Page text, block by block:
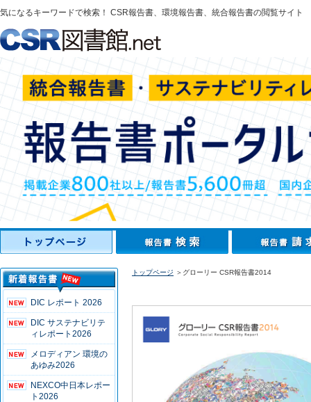
気になるキーワードで検索！ CSR報告書、環境報告書、統合報告書の閲覧サイト
DIC レポート 2026
DIC サステナビリテ
ィレポート2026
メロディアン 環境の
あゆみ2026
NEXCO中日本レポー
ト2026
トップページ ＞グローリー CSR報告書2014